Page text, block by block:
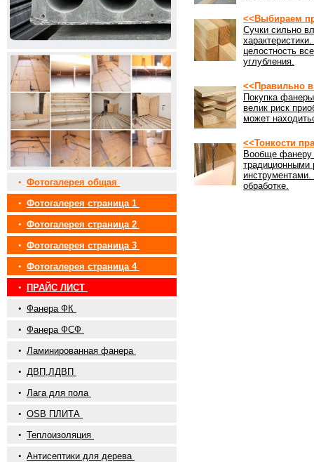
• Фотогалерея общая
• Фотогалерея страница 1
• Фотогалерея страница 2
• Фотогалерея страница 3
• Фотогалерея страница 4
•
ПРАЙС ЛИСТ
• Фанера ФК
• Фанера ФСФ
• Ламинированная фанера
• ДВП,ЛДВП
• Лага для пола
• OSB ПЛИТА
• Теплоизоляция
• Антисептики для дерева
<<Выбираем
Сучки сильно
целостность
углубления.
<<Правильно
Покупка
велик риск
может
<<Тонкости
Вообще фанеру
традиционными
обработке.